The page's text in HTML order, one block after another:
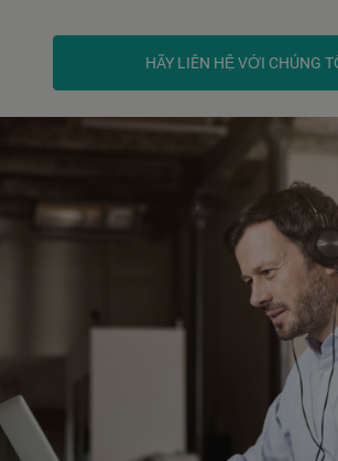
HÃY LIÊN HỆ VỚI CHÚNG